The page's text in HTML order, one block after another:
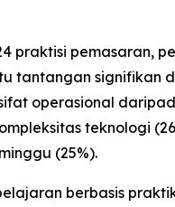
praktisi pemasaran,
tantangan signifikan
operasional
teknologi
(25%).
berbasis